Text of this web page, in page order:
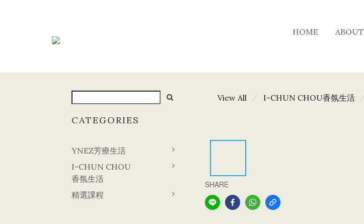
HOME ABOUT
CATEGORIES
YNEZ芳療生活
I-CHUN CHOU
香氛生活
精選課程
View All I-CHUN CHOU香氛生活
SHARE